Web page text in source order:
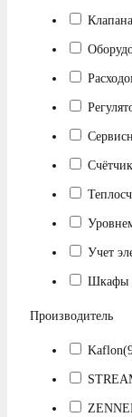
Учет
Шкафы
Производитель
Kaflon